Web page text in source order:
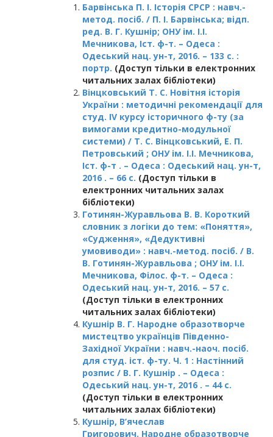
Барвінська П. І. Історія СРСР : навч.-
метод. посіб. / П. І. Барвінська; відп.
ред. В. Г. Кушнір; ОНУ ім. І.І.
Мечникова, Іст. ф-т. – Одеса :
Одеський нац. ун-т, 2016. – 133 с. :
портр. (Доступ тільки в електронних
читальних залах бібліотеки)
Вінцковський Т. С. Новітня історія
України : методичні рекомендації для
студ. IV курсу історичного ф-ту (за
вимогами кредитно-модульної
системи) / Т. С. Вінцковський, Е. П.
Петровський ; ОНУ ім. І.І. Мечникова,
Іст. ф-т . – Одеса : Одеський нац. ун-т,
2016 . – 66 с. (Доступ тільки в
електронних читальних залах
бібліотеки)
Готинян-Журавльова В. В. Короткий
словник з логіки до тем: «Поняття»,
«Судження», «Дедуктивні
умовиводи» : навч.-метод. посіб. / В.
В. Готинян-Журавльова ; ОНУ ім. І.І.
Мечникова, Філос. ф-т. – Одеса :
Одеський нац. ун-т, 2016. – 57 с.
(Доступ тільки в електронних
читальних залах бібліотеки)
Кушнір В. Г. Народне образотворче
мистецтво українців Південно-
Західної України : навч.-наоч. посіб.
для студ. іст. ф-ту. Ч. 1 : Настінний
розпис / В. Г. Кушнір . – Одеса :
Одеський нац. ун-т, 2016 . – 44 с.
(Доступ тільки в електронних
читальних залах бібліотеки)
Кушнір, В’ячеслав
Григорович. Народне образотворче